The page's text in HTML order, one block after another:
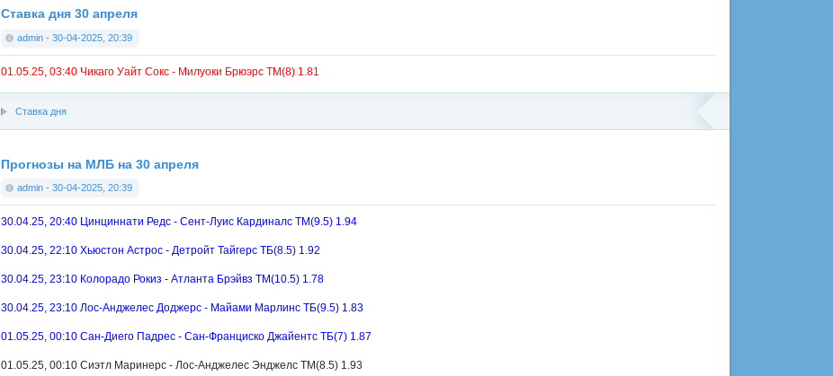
Ставка дня 30 апреля
admin - 30-04-2025, 20:39
01.05.25, 03:40 Чикаго Уайт Сокс - Милуоки Брюэрс ТМ(8) 1.81
Ставка дня
Прогнозы на МЛБ на 30 апреля
admin - 30-04-2025, 20:39
30.04.25, 20:40 Цинциннати Редс - Сент-Луис Кардиналс ТМ(9.5) 1.94
30.04.25, 22:10 Хьюстон Астрос - Детройт Тайгерс ТБ(8.5) 1.92
30.04.25, 23:10 Колорадо Рокиз - Атланта Брэйвз ТМ(10.5) 1.78
30.04.25, 23:10 Лос-Анджелес Доджерс - Майами Марлинс ТБ(9.5) 1.83
01.05.25, 00:10 Сан-Диего Падрес - Сан-Франциско Джайентс ТБ(7) 1.87
01.05.25, 00:10 Сиэтл Маринерс - Лос-Анджелес Энджелс ТМ(8.5) 1.93